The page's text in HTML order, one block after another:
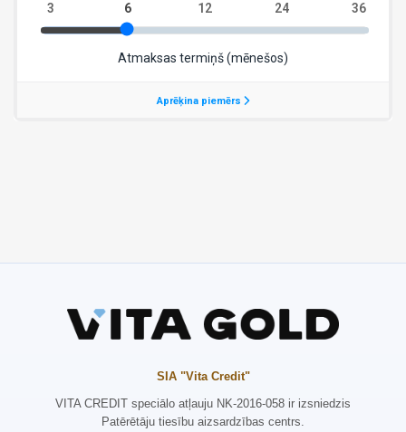
SIA "Vita Credit"
VITA CREDIT speciālo atļauju NK-2016-058 ir izsniedzis
Patērētāju tiesību aizsardzības centrs.